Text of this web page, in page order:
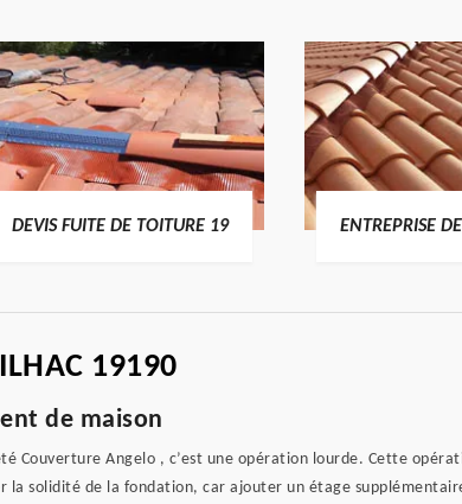
DEVIS FUITE DE TOITURE 19 ENTREPRISE
19190
de maison
Couverture Angelo , c’est une opération lourde. Cette
solidité de la fondation, car ajouter un étage